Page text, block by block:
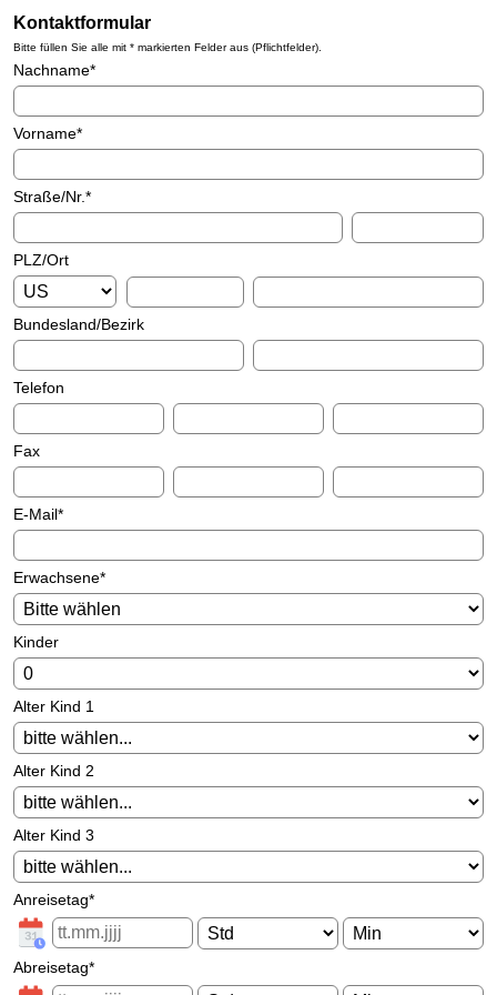
Kontaktformular
Bitte füllen Sie alle mit * markierten Felder aus (Pflichtfelder).
Nachname*
Vorname*
Straße/Nr.*
PLZ/Ort
Bundesland/Bezirk
Telefon
Fax
E-Mail*
Erwachsene*
Kinder
Alter Kind 1
Alter Kind 2
Alter Kind 3
Anreisetag*
Abreisetag*